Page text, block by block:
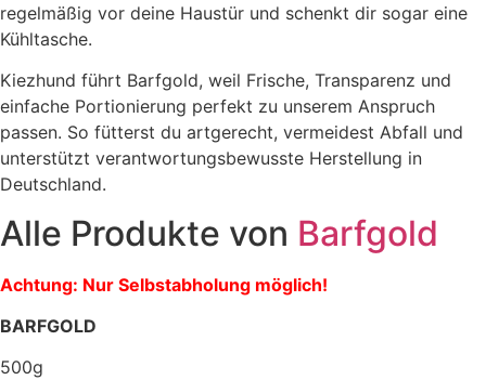
regelmäßig vor deine Haustür und schenkt dir sogar eine
Kühltasche.
Kiezhund führt Barfgold, weil Frische, Transparenz und
einfache Portionierung perfekt zu unserem Anspruch
passen. So fütterst du artgerecht, vermeidest Abfall und
unterstützt verantwortungs­bewusste Herstellung in
Deutschland.
Alle Produkte von Barfgold
Achtung: Nur Selbstabholung möglich!
BARFGOLD
500g